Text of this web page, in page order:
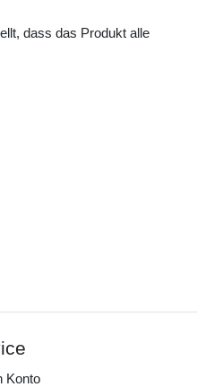
dass das Produkt alle
Konto